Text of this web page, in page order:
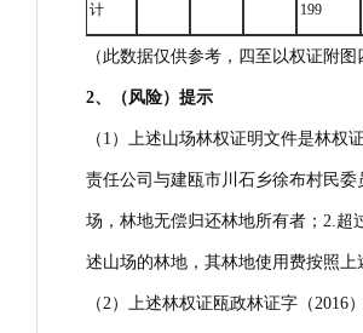
计 199
（此数据仅供参考，四至以权证附
2、（风险）提示
（1）上述山场林权证明文件是林权
责任公司与建瓯市川石乡徐布村民委
场，林地无偿归还林地所有者；2.超
述山场的林地，其林地使用费按照
（2）上述林权证瓯政林证字（